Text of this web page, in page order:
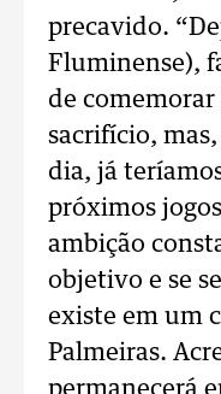
precavido.
Fluminense),
de comemorar
sacrifício,
dia, já
próximos
ambição
objetivo e se
existe em um
Palmeiras.
permanecerá